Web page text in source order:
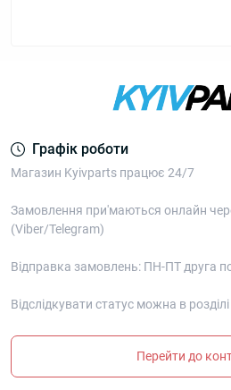
Графік роботи
Магазин Kyivparts працює 24/7
Замовлення при'маються онлайн
(Viber/Telegram)
Відправка замовлень: ПН-ПТ друга
Відслідкувати статус можна в
Перейти до